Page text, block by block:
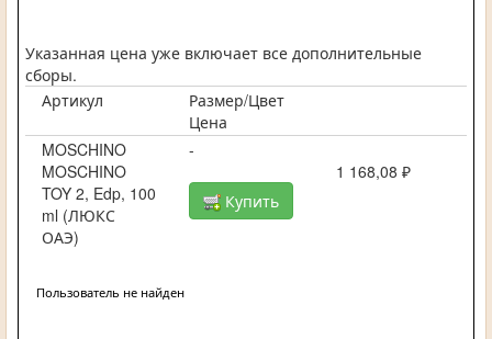
Указанная цена уже включает все дополнительные
сборы.
Артикул
Размер/Цвет
Цена
MOSCHINO
MOSCHINO
TOY 2, Edp, 100
ml (ЛЮКС
ОАЭ)
-
1 168,08 ₽
Купить
Пользователь не найден